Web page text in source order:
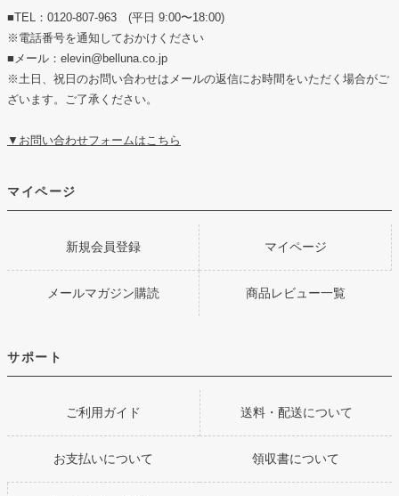
■TEL：0120-807-963 (平日 9:00〜18:00)
※電話番号を通知しておかけください
■メール：elevin@belluna.co.jp
※土日、祝日のお問い合わせはメールの返信にお時間をいただく場合がご
ざいます。ご了承ください。
▼お問い合わせフォームはこちら
マイページ
新規会員登録 マイページ
メールマガジン購読 商品レビュー一覧
サポート
ご利用ガイド 送料・配送について
お支払いについて 領収書について